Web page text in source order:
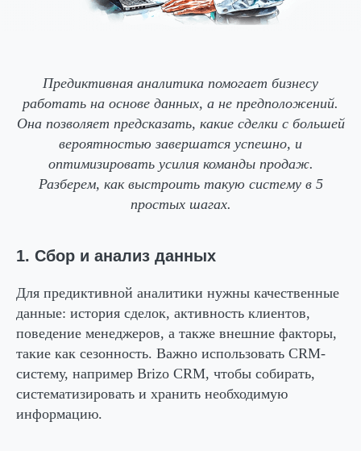
Предиктивная аналитика помогает бизнесу
работать на основе данных, а не предположений.
Она позволяет предсказать, какие сделки с большей
вероятностью завершатся успешно, и
оптимизировать усилия команды продаж.
Разберем, как выстроить такую систему в 5
простых шагах.
1. Сбор и анализ данных
Для предиктивной аналитики нужны качественные
данные: история сделок, активность клиентов,
поведение менеджеров, а также внешние факторы,
такие как сезонность. Важно использовать CRM-
систему, например Brizo CRM, чтобы собирать,
систематизировать и хранить необходимую
информацию.